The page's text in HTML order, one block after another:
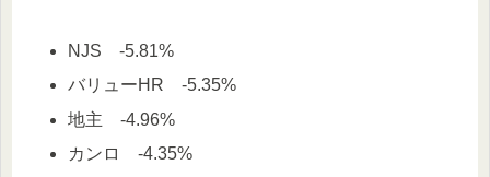
NJS -5.81%
バリューHR -5.35%
地主 -4.96%
カンロ -4.35%